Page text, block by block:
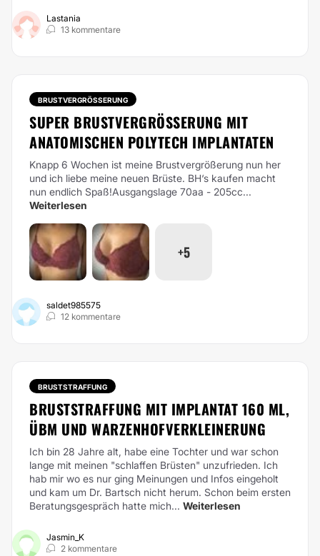
Lastania
13 kommentare
BRUSTVERGRÖSSERUNG
SUPER BRUSTVERGRÖSSERUNG MIT A
NATOMISCHEN POLYTECH IMPLANTATEN
Knapp 6 Wochen ist meine Brustvergrößerung nun her
und ich liebe meine neuen Brüste. BH‘s kaufen macht
nun endlich Spaß!Ausgangslage 70aa - 205cc...
Weiterlesen
+5
saldet985575
12 kommentare
BRUSTSTRAFFUNG
BRUSTSTRAFFUNG MIT IMPLANTAT 160 ML,
ÜBM UND WARZENHOFVERKLEINERUNG
Ich bin 28 Jahre alt, habe eine Tochter und war schon
lange mit meinen "schlaffen Brüsten" unzufrieden. Ich
hab mir wo es nur ging Meinungen und Infos eingeholt
und kam um Dr. Bartsch nicht herum. Schon beim ersten
Beratungsgespräch hatte mich... Weiterlesen
Jasmin_K
2 kommentare